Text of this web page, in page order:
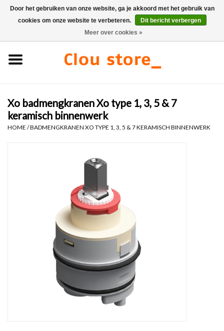
0 Artikelen - €0,00
Fonteinsets
Badkamer accessoires
Xo badmengkranen Xo type 1, 3, 5 & 7
keramisch binnenwerk
HOME /BADMENGKRANEN XO TYPE 1, 3, 5 & 7 KERAMISCH BINNENWERK
Door het gebruiken van onze website, ga je akkoord met het gebruik van
cookies om onze website te verbeteren.
Dit bericht verbergen
Meer over cookies »